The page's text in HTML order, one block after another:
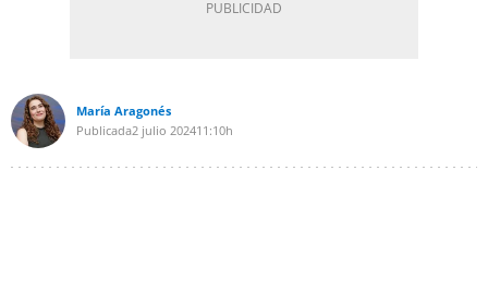
María Aragonés
Publicada2 julio 202411:10h